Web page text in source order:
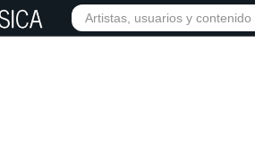
INICIO ARTISTAS RED